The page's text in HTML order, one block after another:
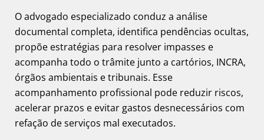
O advogado especializado conduz a análise
documental completa, identifica pendências ocultas,
propõe estratégias para resolver impasses e
acompanha todo o trâmite junto a cartórios, INCRA,
órgãos ambientais e tribunais. Esse
acompanhamento profissional pode reduzir riscos,
acelerar prazos e evitar gastos desnecessários com
refação de serviços mal executados.